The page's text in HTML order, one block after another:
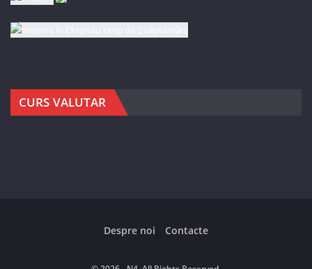
CURS VALUTAR
Despre noi Contacte